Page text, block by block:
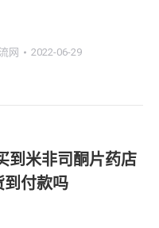
网 2022-06-29
到米非司酮片药店
到付款吗